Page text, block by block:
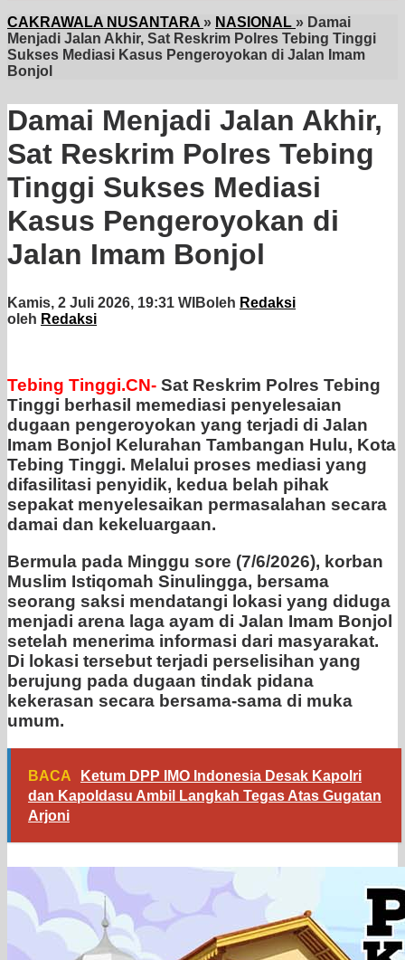
CAKRAWALA NUSANTARA » NASIONAL » Damai
Menjadi Jalan Akhir, Sat Reskrim Polres Tebing Tinggi
Sukses Mediasi Kasus Pengeroyokan di Jalan Imam
Bonjol
Damai Menjadi Jalan Akhir,
Sat Reskrim Polres Tebing
Tinggi Sukses Mediasi
Kasus Pengeroyokan di
Jalan Imam Bonjol
Kamis, 2 Juli 2026, 19:31 WIBoleh Redaksi
oleh Redaksi
Tebing Tinggi.CN- Sat Reskrim Polres Tebing
Tinggi berhasil memediasi penyelesaian
dugaan pengeroyokan yang terjadi di Jalan
Imam Bonjol Kelurahan Tambangan Hulu, Kota
Tebing Tinggi. Melalui proses mediasi yang
difasilitasi penyidik, kedua belah pihak
sepakat menyelesaikan permasalahan secara
damai dan kekeluargaan.
Bermula pada Minggu sore (7/6/2026), korban
Muslim Istiqomah Sinulingga, bersama
seorang saksi mendatangi lokasi yang diduga
menjadi arena laga ayam di Jalan Imam Bonjol
setelah menerima informasi dari masyarakat.
Di lokasi tersebut terjadi perselisihan yang
berujung pada dugaan tindak pidana
kekerasan secara bersama-sama di muka
umum.
BACA
Ketum DPP IMO Indonesia Desak Kapolri
dan Kapoldasu Ambil Langkah Tegas Atas Gugatan
Arjoni